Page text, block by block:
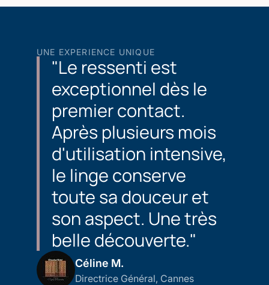
UNE EXPERIENCE UNIQUE
"Le ressenti est
exceptionnel dès le
premier contact.
Après plusieurs mois
d'utilisation intensive,
le linge conserve
toute sa douceur et
son aspect. Une très
belle découverte."
Céline M.
Directrice Général, Cannes